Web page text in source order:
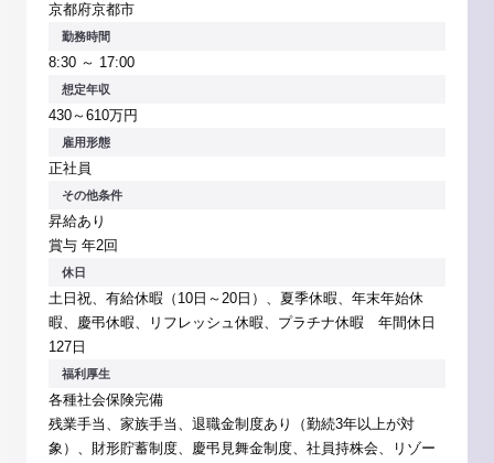
京都府京都市
勤務時間
8:30 ～ 17:00
想定年収
430～610万円
雇用形態
正社員
その他条件
昇給あり
賞与 年2回
休日
土日祝、有給休暇（10日～20日）、夏季休暇、年末年始休
暇、慶弔休暇、リフレッシュ休暇、プラチナ休暇 年間休日
127日
福利厚生
各種社会保険完備
残業手当、家族手当、退職金制度あり（勤続3年以上が対
象）、財形貯蓄制度、慶弔見舞金制度、社員持株会、リゾー